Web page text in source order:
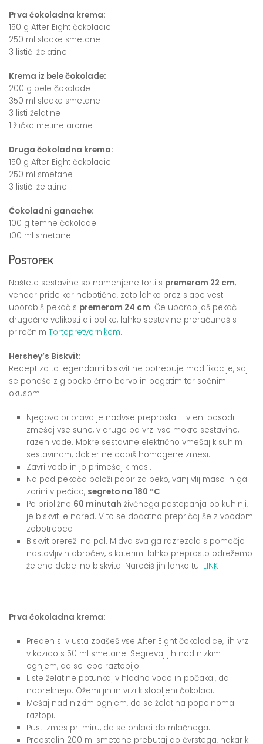
Prva čokoladna krema:
150 g After Eight čokoladic
250 ml sladke smetane
3 lističi želatine
Krema iz bele čokolade:
200 g bele čokolade
350 ml sladke smetane
3 listi želatine
1 žlička metine arome
Druga čokoladna krema:
150 g After Eight čokoladic
250 ml smetane
3 lističi želatine
Čokoladni ganache:
100 g temne čokolade
100 ml smetane
Postopek
Naštete sestavine so namenjene torti s premerom 22 cm,
vendar pride kar nebotična, zato lahko brez slabe vesti
uporabiš pekač s premerom 24 cm. Če uporabljaš pekač
drugačne velikosti ali oblike, lahko sestavine preračunaš s
priročnim Tortopretvornikom.
Hershey’s Biskvit:
Recept za ta legendarni biskvit ne potrebuje modifikacije, saj
se ponaša z globoko črno barvo in bogatim ter sočnim
okusom.
Njegova priprava je nadvse preprosta – v eni posodi
zmešaj vse suhe, v drugo pa vrzi vse mokre sestavine,
razen vode. Mokre sestavine električno vmešaj k suhim
sestavinam, dokler ne dobiš homogene zmesi.
Zavri vodo in jo primešaj k masi.
Na pod pekača položi papir za peko, vanj vlij maso in ga
zarini v pečico, segreto na 180 ºC.
Po približno 60 minutah živčnega postopanja po kuhinji,
je biskvit le nared. V to se dodatno prepričaj še z vbodom
zobotrebca
Biskvit prereži na pol. Midva sva ga razrezala s pomočjo
nastavljivih obročev, s katerimi lahko preprosto odrežemo
želeno debelino biskvita. Naročiš jih lahko tu: LINK
Prva čokoladna krema:
Preden si v usta zbašeš vse After Eight čokoladice, jih vrzi
v kozico s 50 ml smetane. Segrevaj jih nad nizkim
ognjem, da se lepo raztopijo.
Liste želatine potunkaj v hladno vodo in počakaj, da
nabreknejo. Ožemi jih in vrzi k stopljeni čokoladi.
Mešaj nad nizkim ognjem, da se želatina popolnoma
raztopi.
Pusti zmes pri miru, da se ohladi do mlačnega.
Preostalih 200 ml smetane prebutaj do čvrstega, nakar k